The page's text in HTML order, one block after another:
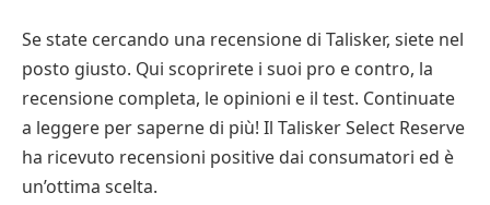
Se state cercando una recensione di Talisker, siete nel
posto giusto. Qui scoprirete i suoi pro e contro, la
recensione completa, le opinioni e il test. Continuate
a leggere per saperne di più! Il Talisker Select Reserve
ha ricevuto recensioni positive dai consumatori ed è
un’ottima scelta.